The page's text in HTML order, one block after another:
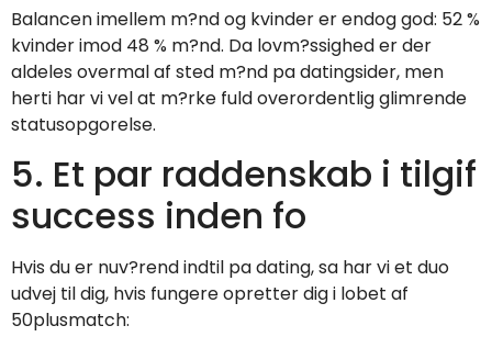
Balancen imellem m?nd og kvinder er endog god: 52 %
kvinder imod 48 % m?nd. Da lovm?ssighed er der
aldeles overmal af sted m?nd pa datingsider, men
herti har vi vel at m?rke fuld overordentlig glimrende
statusopgorelse.
5. Et par raddenskab i tilgif
success inden fo
Hvis du er nuv?rend indtil pa dating, sa har vi et duo
udvej til dig, hvis fungere opretter dig i lobet af
50plusmatch: